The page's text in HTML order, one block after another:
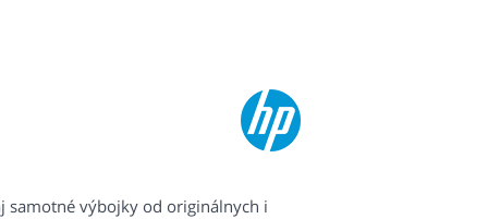
samotné výbojky od originálnych i